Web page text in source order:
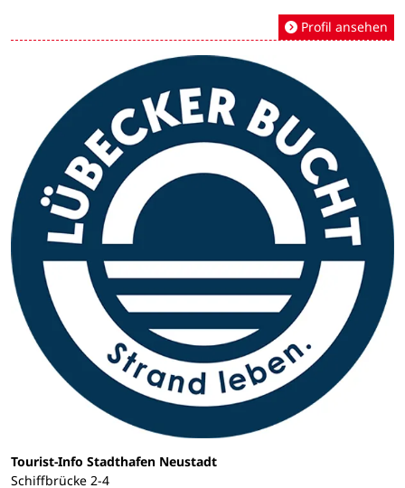
Profil ansehen
Tourist-Info Stadthafen Neustadt
Schiffbrücke 2-4